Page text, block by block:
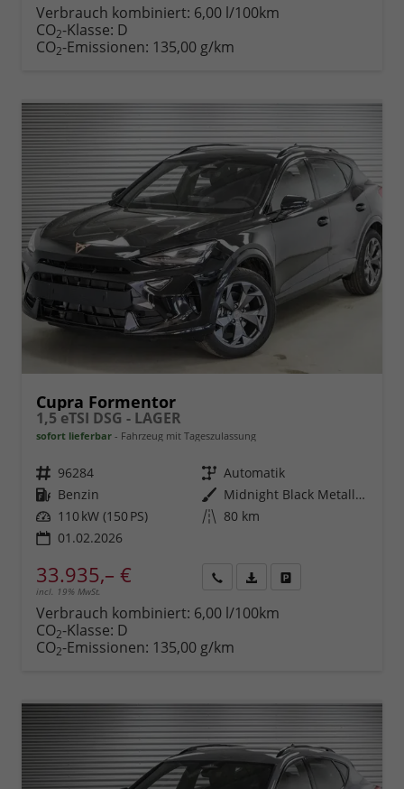
anfordern
Datei,
Verbrauch kombiniert: 6,00 l/100km
CO2-Klasse: D
CO2-Emissionen: 135,00 g/km
Cupra Formentor
1,5 eTSI DSG - LAGER
sofort lieferbar Fahrzeug mit Tageszulassung
Fahrzeugnr. 96284 Getriebe Automatik
Kraftstoff Benzin Außenfarbe
Midnight Black Metallic (0E)
Leistung 110 kW (150 PS) Kilometerstand 80 km
01.02.2026
33.935,– €
incl. 19% MwSt.
anfordern
Datei,
Verbrauch kombiniert: 6,00 l/100km
CO2-Klasse: D
CO2-Emissionen: 135,00 g/km